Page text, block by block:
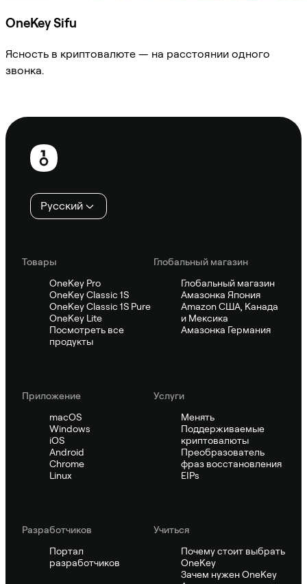
OneKey Sifu
Ясность в криптовалюте — на расстоянии одного
звонка.
Нижний
колонтитул
Русский
Товары
OneKey Pro
OneKey Classic 1S
OneKey Classic 1S Pure
OneKey Lite
Посмотреть все
продукты
Глобальный магазин
Глобальный магазин
Амазонка Япония
Amazon США, Канада
и Мексика
Амазонка Германия
Приложение
macOS
Windows
iOS
Android
Chrome
Linux
Услуги
Менять
Поддерживаемые
криптовалюты
Преобразователь
фраз восстановления
EIPs
Pазработчиков
Портал
разработчиков
Учиться
Почему стоит выбрать
OneKey
Зачем нужен OneKey